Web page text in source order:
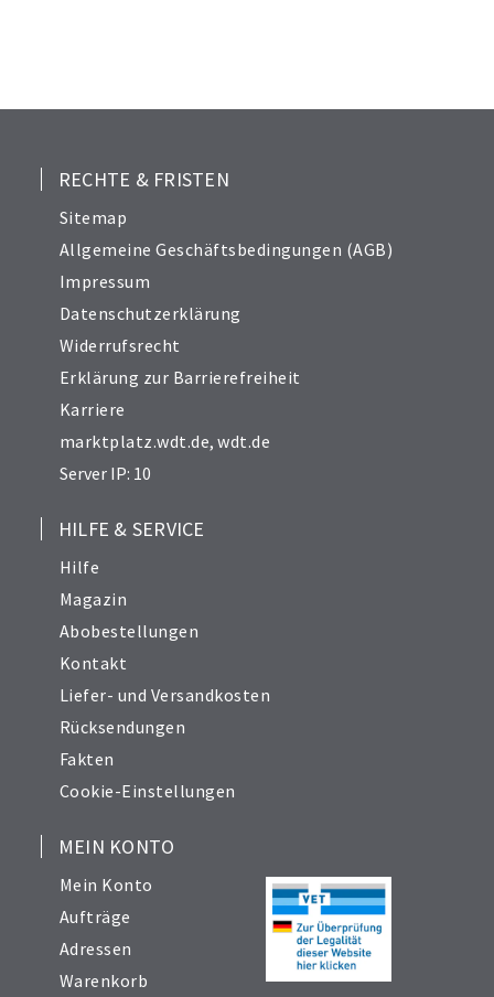
RECHTE & FRISTEN
Sitemap
Allgemeine Geschäftsbedingungen (AGB)
Impressum
Datenschutzerklärung
Widerrufsrecht
Erklärung zur Barrierefreiheit
Karriere
marktplatz.wdt.de,wdt.de
Server IP: 10
HILFE & SERVICE
Hilfe
Magazin
Abobestellungen
Kontakt
Liefer- und Versandkosten
Rücksendungen
Fakten
Cookie-Einstellungen
MEIN KONTO
Mein Konto
Aufträge
Adressen
Warenkorb